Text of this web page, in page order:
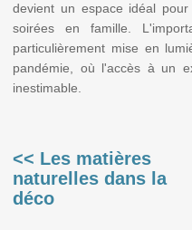
devient un espace idéal
soirées en famille.
particulièrement mise en
pandémie, où l'accès à un
inestimable.
<< Les matières
naturelles dans la
déco